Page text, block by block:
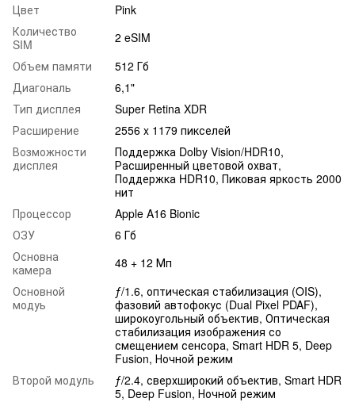
Цвет
Pink
Количество
SIM
2 eSIM
Объем памяти
512 Гб
Диагональ
6,1"
Тип дисплея
Super Retina XDR
Расширение
2556 x 1179 пикселей
Возможности
дисплея
Поддержка Dolby Vision/HDR10,
Расширенный цветовой охват,
Поддержка HDR10, Пиковая яркость 2000
нит
Процессор
Apple A16 Bionic
ОЗУ
6 Гб
Основна
камера
48 + 12 Мп
Основной
модуь
ƒ/1.6, оптическая стабилизация (OIS),
фазовий автофокус (Dual Pixel PDAF),
широкоугольный объектив, Оптическая
стабилизация изображения со
смещением сенсора, Smart HDR 5, Deep
Fusion, Ночной режим
Второй модуль
ƒ/2.4, сверхширокий объектив, Smart HDR
5, Deep Fusion, Ночной режим